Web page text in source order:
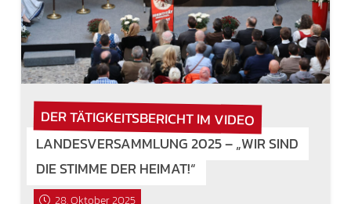
DER TÄTIGKEITSBERICHT IM VIDEO
LANDESVERSAMMLUNG 2025 – „WIR SIND
DIE STIMME DER HEIMAT!“
28. Oktober 2025